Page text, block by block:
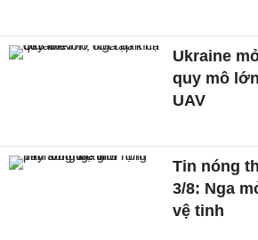
Ukraine
quy mô
UAV
Tin nóng
3/8: Nga
vệ tinh